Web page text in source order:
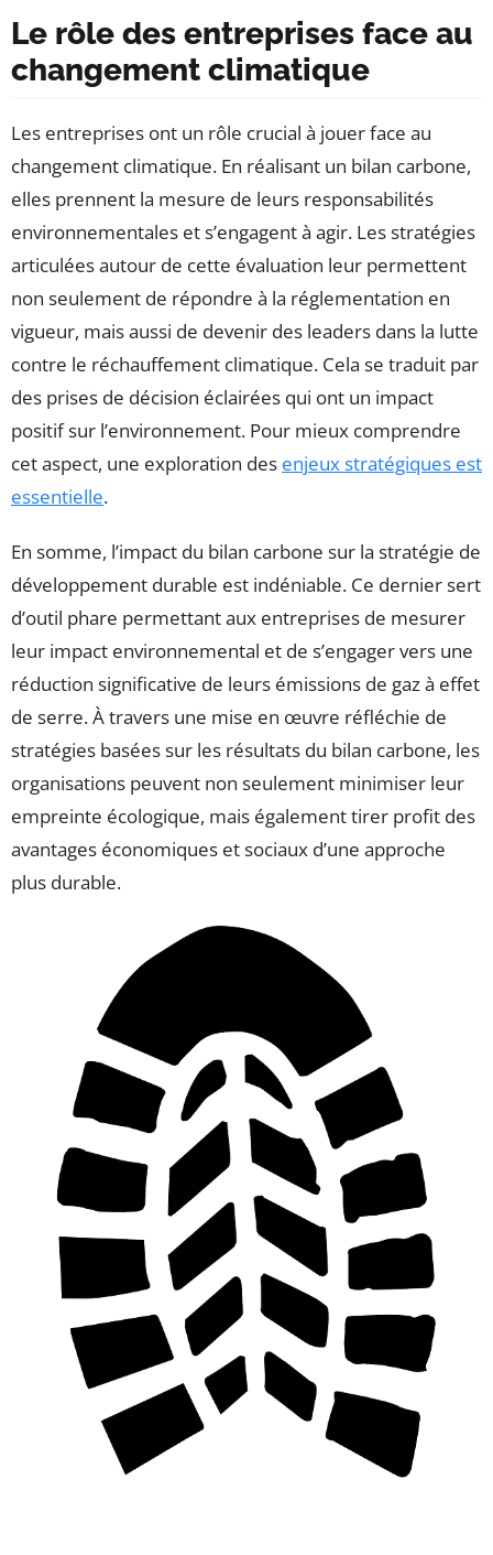
Le rôle des entreprises face au
changement climatique
Les entreprises ont un rôle crucial à jouer face au
changement climatique. En réalisant un bilan carbone,
elles prennent la mesure de leurs responsabilités
environnementales et s’engagent à agir. Les stratégies
articulées autour de cette évaluation leur permettent
non seulement de répondre à la réglementation en
vigueur, mais aussi de devenir des leaders dans la lutte
contre le réchauffement climatique. Cela se traduit par
des prises de décision éclairées qui ont un impact
positif sur l’environnement. Pour mieux comprendre
cet aspect, une exploration des enjeux stratégiques est
essentielle.
En somme, l’impact du bilan carbone sur la stratégie de
développement durable est indéniable. Ce dernier sert
d’outil phare permettant aux entreprises de mesurer
leur impact environnemental et de s’engager vers une
réduction significative de leurs émissions de gaz à effet
de serre. À travers une mise en œuvre réfléchie de
stratégies basées sur les résultats du bilan carbone, les
organisations peuvent non seulement minimiser leur
empreinte écologique, mais également tirer profit des
avantages économiques et sociaux d’une approche
plus durable.